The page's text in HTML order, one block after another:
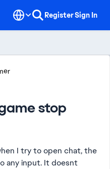
RegisterSign In
stop
I try to open chat, the
any input. It doesnt